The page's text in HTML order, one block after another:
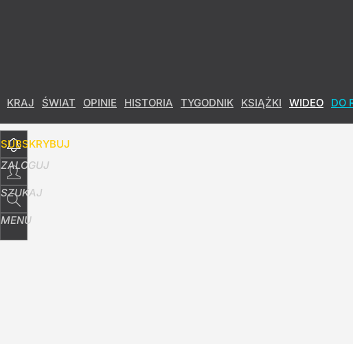
KRAJ ŚWIAT OPINIE HISTORIA TYGODNIK KSIĄŻKI WIDEO DO
SUBSKRYBUJ
ZALOGUJ
SZUKAJ
MENU